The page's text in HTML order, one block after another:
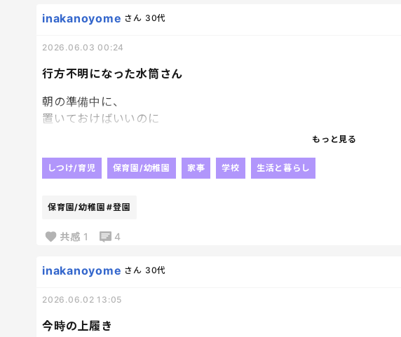
むしろ今すぐ帰りたい。
ってのが本音。
同調圧力に弱い自分が情けない。
毎週月曜の恒例になりつつあるから何か対策を考えねば・・・。
もはや、接待。
行方不明になった水筒さん
inakanoyome さん 30代
2026.06.03 00:24
朝の準備中に、
置いておけばいいのに
結局忘れていくっていう
もうでなきゃいけない時間になって、
水筒が無いよ‼‼
ていうかナンデダヨ‼‼‼
レコーダーの横に鎮座してた。
そりゃこんなとこにあると思わないわ～
もっと見る
しつけ/育児 保育園/幼稚園 家事 学校 生活と暮らし
保育園/幼稚園 #登園
共感 1 4
今時の上履き
inakanoyome さん 30代
2026.06.02 13:05